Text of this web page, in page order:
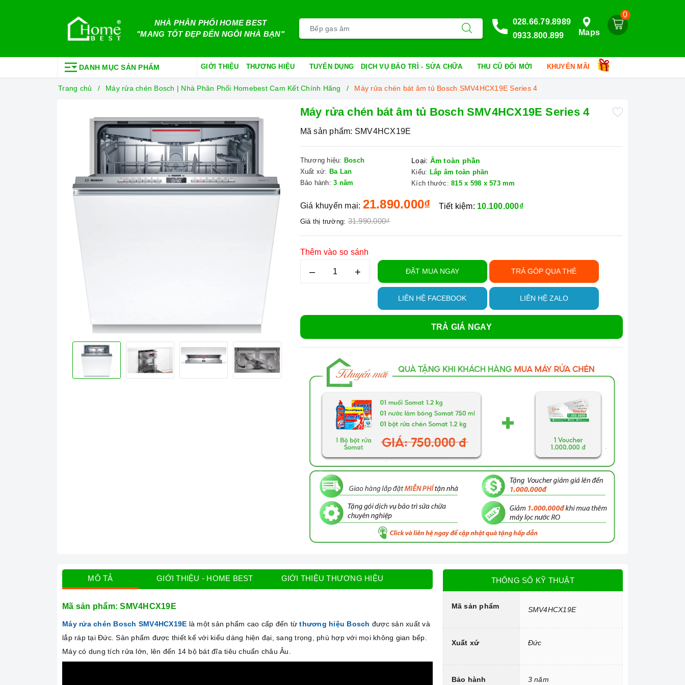
NHÀ PHÂN PHỐI HOME BEST
"MANG TỐT ĐẸP ĐẾN NGÔI NHÀ BẠN"
0
Maps
028.66.79.8989
0933.800.899
DANH MỤC SẢN PHẨM GIỚI THIỆU THƯƠNG HIỆU TUYỂN DỤNG DỊCH VỤ BẢO TRÌ - SỬA CHỮA THU CŨ ĐỔI MỚI KHUYẾN MÃI
Trang chủ Máy rửa chén Bosch | Nhà Phân Phối Homebest Cam Kết Chính Hãng Máy rửa chén bát âm tủ Bosch SMV4HCX19E Series 4
Máy rửa chén bát âm tủ Bosch SMV4HCX19E Series 4
Mã sản phẩm: SMV4HCX19E
Thương hiệu: Bosch
Xuất xứ: Ba Lan
Bảo hành: 3 năm
Loại: Âm toàn phần
Kiểu: Lắp âm toàn phần
Kích thước: 815 x 598 x 573 mm
Giá khuyến mại: 21.890.000₫
Giá thị trường: 31.990.000₫
Tiết kiệm: 10.100.000₫
Thêm vào so sánh
– + ĐẶT MUA NGAY TRẢ GÓP QUA THẺ
LIÊN HỆ FACEBOOK LIÊN HỆ ZALO
TRẢ GIÁ NGAY
MÔ TẢ GIỚI THIỆU - HOME BEST GIỚI THIỆU THƯƠNG HIỆU
Mã sản phẩm:SMV4HCX19E
Máy rửa chén Bosch SMV4HCX19E là một sản phẩm cao cấp đến từthương hiệu Bosch được sản xuất và
lắp ráp tại Đức. Sản phẩm được thiết kế với kiểu dáng hiện đại, sang trọng, phù hợp với mọi không gian bếp.
Máy có dung tích rửa lớn, lên đến 14 bộ bát đĩa tiêu chuẩn châu Âu.
THÔNG SỐ KỸ THUẬT
Mã sản phẩm SMV4HCX19E
Xuất xứ Đức
Bảo hành 3 năm